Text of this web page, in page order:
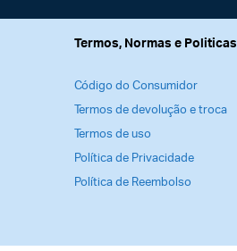
Termos, Normas e Politicas
Código do Consumidor
Termos de devolução e troca
Termos de uso
Política de Privacidade
Política de Reembolso